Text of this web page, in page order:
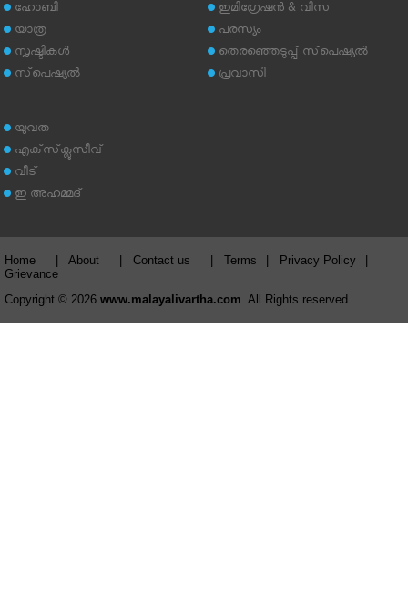
ഹോബി
യാത്ര
സൃഷ്ടികള്‍
സ്‌പെഷ്യല്‍
ഇമിഗ്രേഷന്‍ & വിസ
പരസ്യം
തെരഞ്ഞെടുപ്പ് സ്‌പെഷ്യല്‍
പ്രവാസി
യുവത
എക്‌സ്‌ക്ലൂസീവ്
വീട്
ഇ അഹമ്മദ്‌
Home About Contact us Terms Privacy Policy
Grievance
Copyright © 2026 www.malayalivartha.com . All Rights reserved.